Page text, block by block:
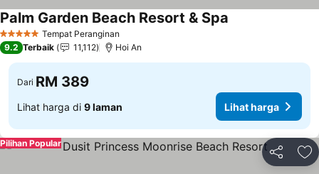
5 Bintang Tempat Peranginan
Palm Garden Beach Resort & Spa
9.2 Terbaik 11,112 Hoi An
Dari RM 389
Lihat harga di 9 laman Lihat harga
Kongsi
Pilihan Popular